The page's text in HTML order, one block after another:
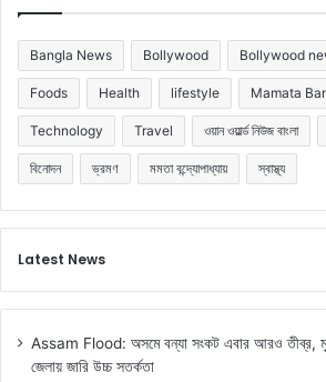
Bangla News Bollywood Bollywood
Foods Health lifestyle Mamata
Technology Travel ওয়ান ওয়ার্ল্ড নিউজ বাংলা
বিনোদন ভ্রমণ মমতা বন্দ্যোপাধ্যায় স্বাস্থ্য
Latest News
Assam Flood: অসমে বন্যা সংকট এবার আরও তীব্র,
জেলায় জারি উচ্চ সতর্কতা